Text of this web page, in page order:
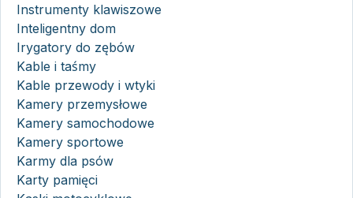
Instrumenty klawiszowe
Inteligentny dom
Irygatory do zębów
Kable i taśmy
Kable przewody i wtyki
Kamery przemysłowe
Kamery samochodowe
Kamery sportowe
Karmy dla psów
Karty pamięci